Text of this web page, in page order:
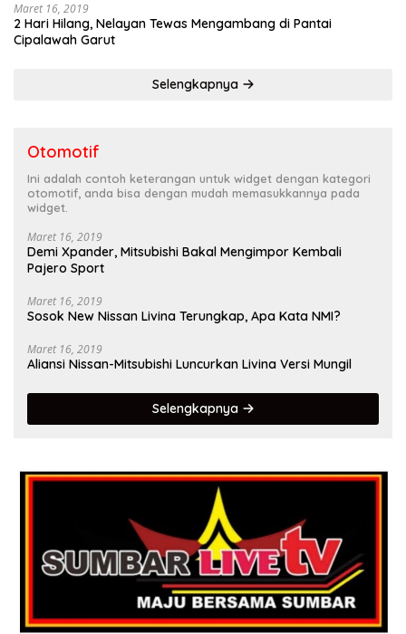
Maret 16, 2019
2 Hari Hilang, Nelayan Tewas Mengambang di Pantai
Cipalawah Garut
Selengkapnya
Otomotif
Ini adalah contoh keterangan untuk widget dengan kategori
otomotif, anda bisa dengan mudah memasukkannya pada
widget.
Maret 16, 2019
Demi Xpander, Mitsubishi Bakal Mengimpor Kembali
Pajero Sport
Maret 16, 2019
Sosok New Nissan Livina Terungkap, Apa Kata NMI?
Maret 16, 2019
Aliansi Nissan-Mitsubishi Luncurkan Livina Versi Mungil
Selengkapnya